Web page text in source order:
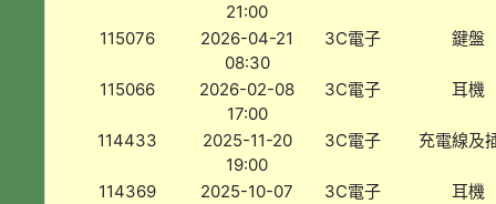
21:00
115076
2026-04-21
08:30
3C電子 鍵盤
115066
2026-02-08
17:00
3C電子 耳機
114433
2025-11-20
19:00
3C電子 充電線及
114369
2025-10-07
3C電子 耳機